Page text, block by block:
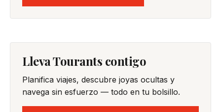
Lleva Tourants contigo
Planifica viajes, descubre joyas ocultas y
navega sin esfuerzo — todo en tu bolsillo.